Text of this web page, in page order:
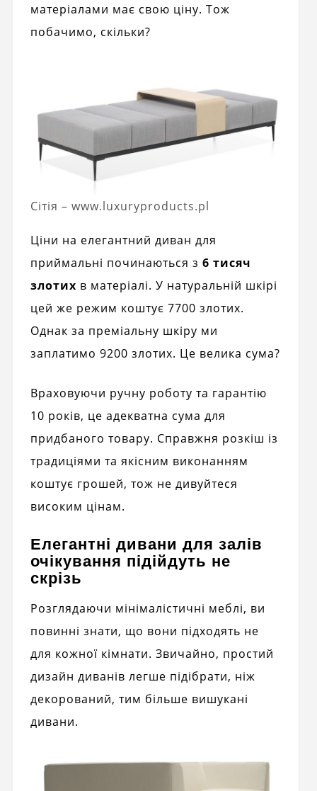
матеріалами має свою ціну. Тож
побачимо, скільки?
Сітія – www.luxuryproducts.pl
Ціни на елегантний диван для
приймальні починаються з 6 тисяч
злотих в матеріалі. У натуральній шкірі
цей же режим коштує 7700 злотих.
Однак за преміальну шкіру ми
заплатимо 9200 злотих. Це велика сума?
Враховуючи ручну роботу та гарантію
10 років, це адекватна сума для
придбаного товару. Справжня розкіш із
традиціями та якісним виконанням
коштує грошей, тож не дивуйтеся
високим цінам.
Елегантні дивани для залів
очікування підійдуть не
скрізь
Розглядаючи мінімалістичні меблі, ви
повинні знати, що вони підходять не
для кожної кімнати. Звичайно, простий
дизайн диванів легше підібрати, ніж
декорований, тим більше вишукані
дивани.